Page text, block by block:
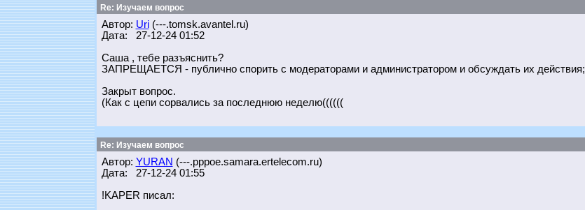
Re: Изучаем вопрос
Автор: Uri(---.tomsk.avantel.ru)
Дата: 27-12-24 01:52
Саша , тебе разъяснить?
ЗАПРЕЩАЕТСЯ - публично спорить с модераторами и администратором и обсуждать их действия;
Закрыт вопрос.
(Как с цепи сорвались за последнюю неделю((((((
Re: Изучаем вопрос
Автор: YURAN (---.pppoe.samara.ertelecom.ru)
Дата: 27-12-24 01:55
!KAPER писал: